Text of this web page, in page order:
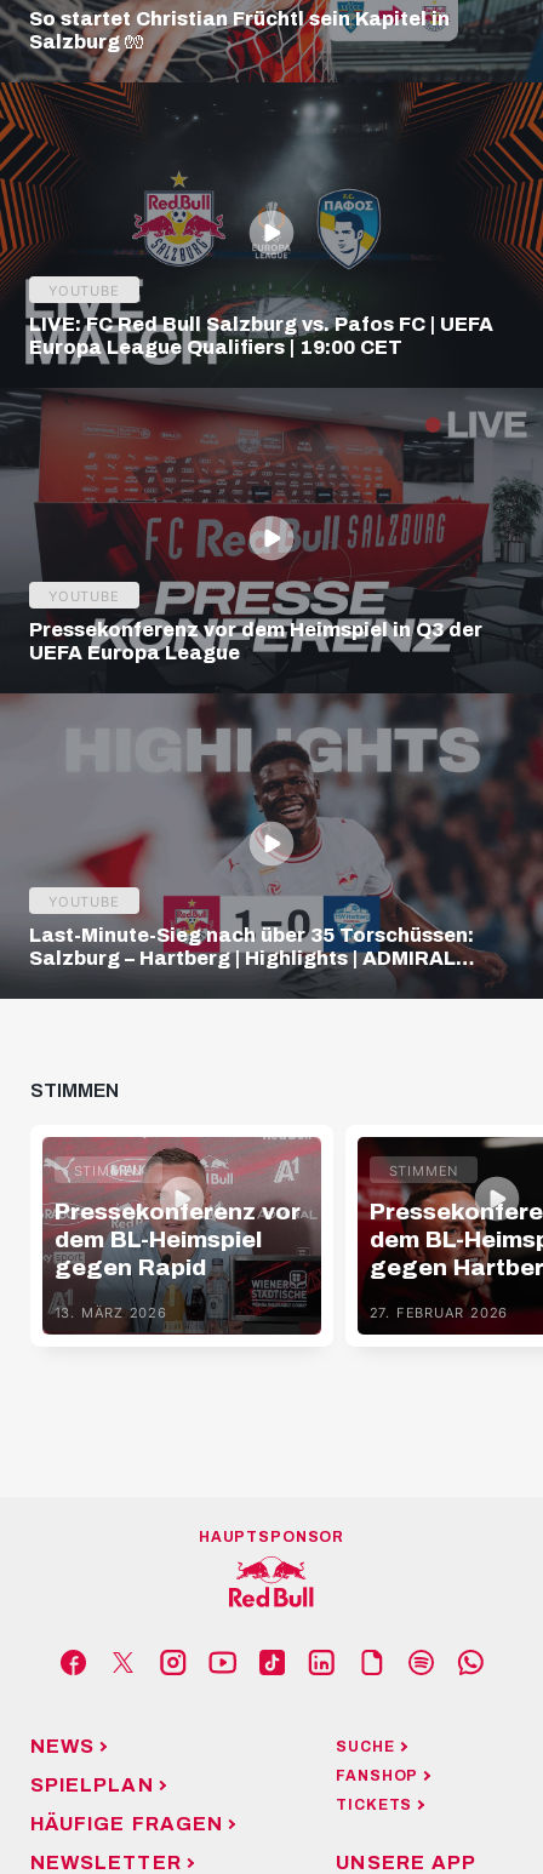
So startet Christian Früchtl sein Kapitel in
Salzburg 🧤
YOUTUBE
LIVE: FC Red Bull Salzburg vs. Pafos FC | UEFA
Europa League Qualifiers | 19:00 CET
YOUTUBE
Pressekonferenz vor dem Heimspiel in Q3 der
UEFA Europa League
YOUTUBE
Last-Minute-Sieg nach über 35 Torschüssen:
Salzburg – Hartberg | Highlights | ADMIRAL
STIMMEN
STIMMEN
Pressekonferenz vor
dem BL-Heimspiel
gegen Rapid
13. MÄRZ 2026
STIMMEN
dem BL-
gegen
27. FEBRUAR 2026
HAUPTSPONSOR
NEWS
SPIELPLAN
HÄUFIGE FRAGEN
NEWSLETTER
SUCHE
FANSHOP
TICKETS
UNSERE APP